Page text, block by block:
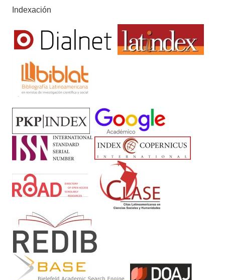
Indexación